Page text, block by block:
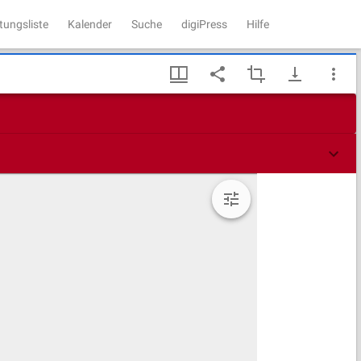
Kalender Suche digiPress Hilfe